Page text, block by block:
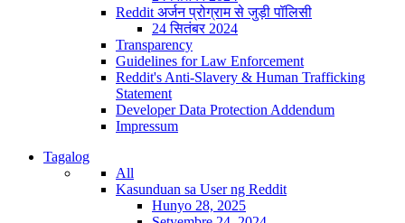
Reddit अर्जन प्रोग्राम से जुड़ी पॉलिसी
24 सितंबर 2024
Transparency
Guidelines for Law Enforcement
Reddit's Anti-Slavery & Human Trafficking
Statement
Developer Data Protection Addendum
Impressum
Tagalog
All
Kasunduan sa User ng Reddit
Hunyo 28, 2025